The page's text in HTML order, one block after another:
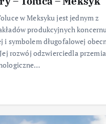
w Meksyku jest jednym z
produkcyjnych
i symbolem długofalowej
rozwój odzwierciedla